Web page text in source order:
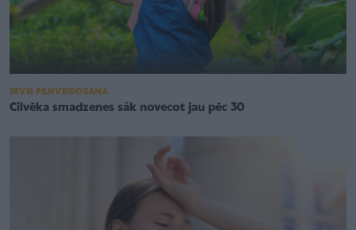
SEVIS PILNVEIDOŠANA
Cilvēka smadzenes sāk novecot jau pēc 30